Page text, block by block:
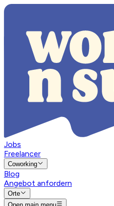
Jobs
Freelancer
Coworking
Blog
Angebot anfordern
Orte